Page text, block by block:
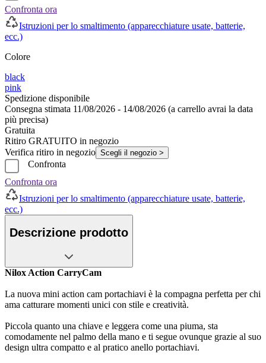
Confronta ora
Istruzioni per lo smaltimento (apparecchiature usate, batterie,
ecc.)
Colore
black
pink
Spedizione disponibile
Consegna stimata 11/08/2026 - 14/08/2026 (a carrello avrai la data
più precisa)
Gratuita
Ritiro GRATUITO in negozio
Verifica ritiro in negozio Scegli il negozio >
Confronta
Confronta ora
Istruzioni per lo smaltimento (apparecchiature usate, batterie,
ecc.)
Descrizione prodotto
Nilox Action CarryCam
La nuova mini action cam portachiavi è la compagna perfetta per chi
ama catturare momenti unici con stile e creatività.
Piccola quanto una chiave e leggera come una piuma, sta
comodamente nel palmo della mano e ti segue ovunque grazie al suo
design ultra compatto e al pratico anello portachiavi.